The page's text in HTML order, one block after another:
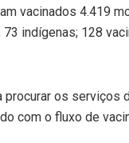
vacinados 4.419
indígenas; 128
os serviços
com o fluxo de